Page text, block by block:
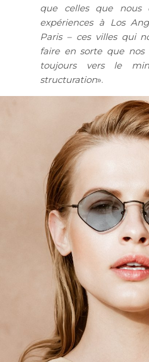
que celles que nous
expériences à Los
Paris – ces villes qui
faire en sorte que nos
toujours vers le
structuration».